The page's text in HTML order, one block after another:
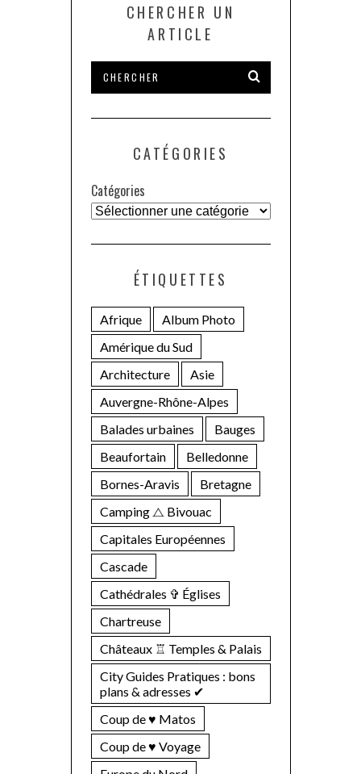
CHERCHER UN
ARTICLE
CATÉGORIES
Catégories
ÉTIQUETTES
Afrique
Album Photo
Amérique du Sud
Architecture
Asie
Auvergne-Rhône-Alpes
Balades urbaines
Bauges
Beaufortain
Belledonne
Bornes-Aravis
Bretagne
Camping ⧍ Bivouac
Capitales Européennes
Cascade
Cathédrales ✞ Églises
Chartreuse
Châteaux ♖ Temples & Palais
City Guides Pratiques : bons
plans & adresses ✔︎
Coup de ♥ Matos
Coup de ♥ Voyage